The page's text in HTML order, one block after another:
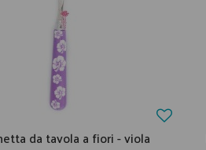
da tavola a fiori - viola